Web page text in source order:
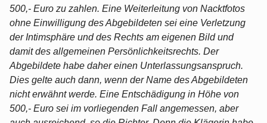
500,- Euro zu zahlen. Eine Weiterleitung von Nacktfotos
ohne Einwilligung des Abgebildeten sei eine Verletzung
der Intimsphäre und des Rechts am eigenen Bild und
damit des allgemeinen Persönlichkeitsrechts. Der
Abgebildete habe daher einen Unterlassungsanspruch.
Dies gelte auch dann, wenn der Name des Abgebildeten
nicht erwähnt werde. Eine Entschädigung in Höhe von
500,- Euro sei im vorliegenden Fall angemessen, aber